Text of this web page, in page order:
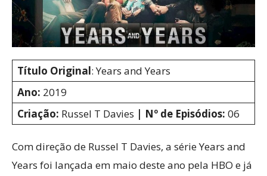
Título Original: Years and Years
Ano: 2019
Criação: Russel T Davies | Nº de Episódios: 06
Com direção de Russel T Davies, a série Years and
Years foi lançada em maio deste ano pela HBO e já